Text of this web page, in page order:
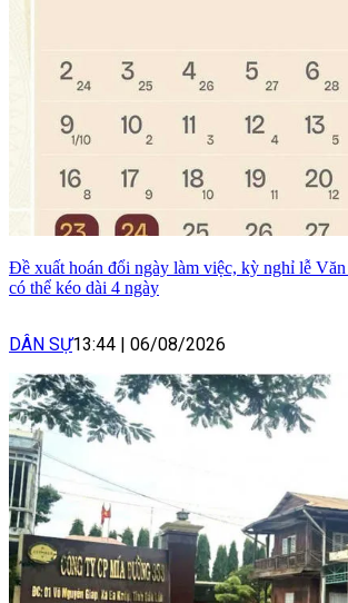
Đề xuất hoán đổi ngày làm việc, kỳ nghỉ lễ
có thể kéo dài 4 ngày
DÂN SỰ13:44 | 06/08/2026